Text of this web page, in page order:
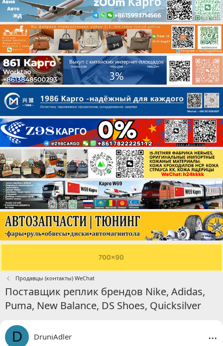
Продавцы (контакты) WeChat
Поставщик реплик брендов Nike, Adidas,
Puma, New Balance, DS Shoes, Quicksilver
D DruniAdler ...